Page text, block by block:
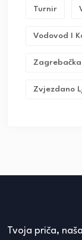
Turnir
Vodovod I
Zvjezdano
Tvoja priča,